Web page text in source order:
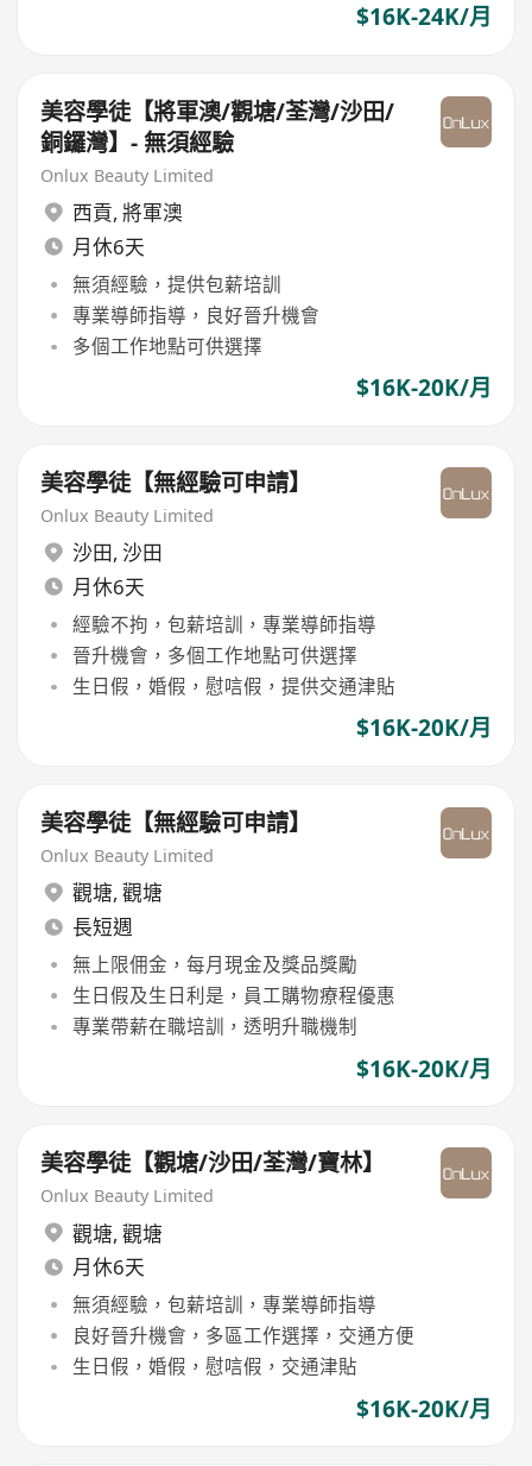
$16K-24K/月
美容學徒【將軍澳/觀塘/荃灣/沙田/
銅鑼灣】- 無須經驗
Onlux Beauty Limited
西貢, 將軍澳
月休6天
無須經驗，提供包薪培訓
專業導師指導，良好晉升機會
多個工作地點可供選擇
$16K-20K/月
美容學徒【無經驗可申請】
Onlux Beauty Limited
沙田, 沙田
月休6天
經驗不拘，包薪培訓，專業導師指導
晉升機會，多個工作地點可供選擇
生日假，婚假，慰唁假，提供交通津貼
$16K-20K/月
美容學徒【無經驗可申請】
Onlux Beauty Limited
觀塘, 觀塘
長短週
無上限佣金，每月現金及獎品獎勵
生日假及生日利是，員工購物療程優惠
專業帶薪在職培訓，透明升職機制
$16K-20K/月
美容學徒【觀塘/沙田/荃灣/寶林】
Onlux Beauty Limited
觀塘, 觀塘
月休6天
無須經驗，包薪培訓，專業導師指導
良好晉升機會，多區工作選擇，交通方便
生日假，婚假，慰唁假，交通津貼
$16K-20K/月